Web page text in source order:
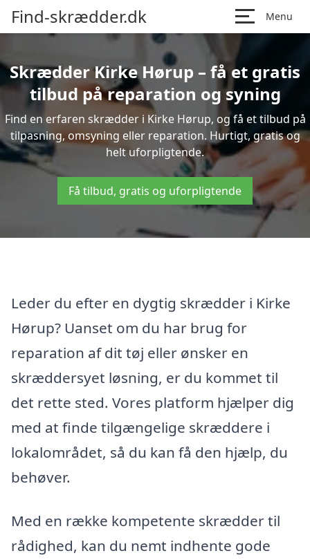
Find-skrædder.dk Menu
Skrædder Kirke Hørup – få et gratis
tilbud på reparation og syning
Find en erfaren skrædder i Kirke Hørup, og få et tilbud på
tilpasning, omsyning eller reparation. Hurtigt, gratis og
helt uforpligtende.
Få tilbud, gratis og uforpligtende
Leder du efter en dygtig skrædder i Kirke
Hørup? Uanset om du har brug for
reparation af dit tøj eller ønsker en
skræddersyet løsning, er du kommet til
det rette sted. Vores platform hjælper dig
med at finde tilgængelige skræddere i
lokalområdet, så du kan få den hjælp, du
behøver.
Med en række kompetente skrædder til
rådighed, kan du nemt indhente gode